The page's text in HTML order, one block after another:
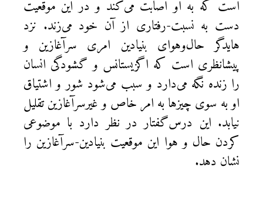
است که به او اصابت می‌کند و در اين موقعيت
دست به نسبت-رفتاری از آن خود می‌زند. نزد
هایدگر حال‌وهوای بنيادين امری سرآغازين و
پيشانظری است که اگزيستانس و گشودگی انسان
را زنده نگه می‌دارد و سبب می‌شود شور و اشتياق
او به سوی چيزها به امر خاص و غيرسرآغازين تقليل
نيابد. اين درس‌گفتار در نظر دارد با موضوعی
کردن حال و هوا اين موقعيت بنيادين-سرآغازين را
نشان دهد.